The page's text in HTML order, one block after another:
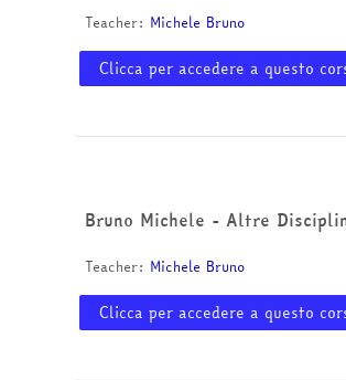
Teacher: Michele Bruno
Clicca per accedere a questo
Bruno Michele - Altre
Teacher: Michele Bruno
Clicca per accedere a questo